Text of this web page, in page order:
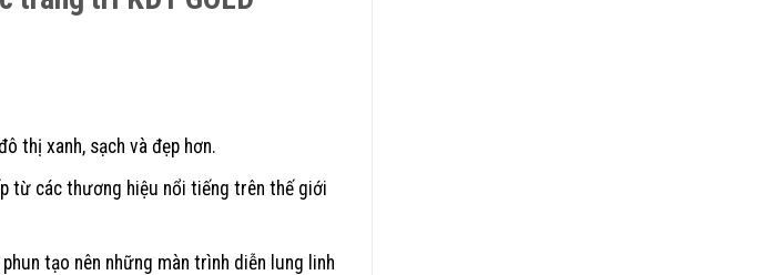
thị xanh, sạch và đẹp hơn.
từ các thương hiệu nổi tiếng trên thế giới
tạo nên những màn trình diễn lung linh